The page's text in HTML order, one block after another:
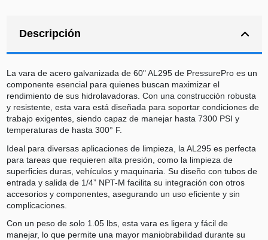
Descripción
La vara de acero galvanizada de 60" AL295 de PressurePro es un
componente esencial para quienes buscan maximizar el
rendimiento de sus hidrolavadoras. Con una construcción robusta
y resistente, esta vara está diseñada para soportar condiciones de
trabajo exigentes, siendo capaz de manejar hasta 7300 PSI y
temperaturas de hasta 300° F.
Ideal para diversas aplicaciones de limpieza, la AL295 es perfecta
para tareas que requieren alta presión, como la limpieza de
superficies duras, vehículos y maquinaria. Su diseño con tubos de
entrada y salida de 1/4” NPT-M facilita su integración con otros
accesorios y componentes, asegurando un uso eficiente y sin
complicaciones.
Con un peso de solo 1.05 lbs, esta vara es ligera y fácil de
manejar, lo que permite una mayor maniobrabilidad durante su